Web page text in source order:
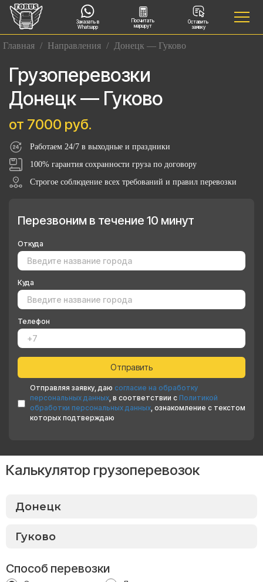
Заказать в
Whatsapp
Посчитать
маршрут
Оставить
заявку
Главная / Направления / Донецк — Гуково
Грузоперевозки
Донецк — Гуково
от 7000 руб.
Работаем 24/7 в выходные и праздники
100% гарантия сохранности груза по договору
Строгое соблюдение всех требований и правил перевозки
Перезвоним в течение 10 минут
Откуда
Куда
Телефон
Отправляя заявку, даю согласие на обработку
персональных данных, в соответствии с Политикой
обработки персональных данных, ознакомление с текстом
которых подтверждаю
Калькулятор грузоперевозок
Способ перевозки